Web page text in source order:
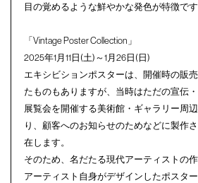
目の覚めるような鮮やかな発色が特徴です
「Vintage Poster Collection」
2025年1月11日(土)～1月26日(日)
エキシビションポスターは、開催時の販
たものもありますが、当時はただの宣伝
展覧会を開催する美術館・ギャラリー周
り、顧客へのお知らせのためなどに製作
在します。
そのため、名だたる現代アーティストの
アーティスト自身がデザインしたポスタ